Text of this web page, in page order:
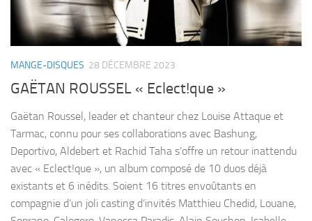
MANGE-DISQUES 28 DÉCEMBRE 2023
GAËTAN ROUSSEL « Eclect!que »
Gaëtan Roussel, leader et chanteur chez Louise Attaque et
Tarmac, connu pour ses collaborations avec Bashung,
Deportivo, Aldebert et Rachid Taha s’offre un retour inattendu
avec « Eclect!que », un album composé de 10 duos déjà
existants et 6 inédits. Soient 16 titres envoûtants en
compagnie d’un joli casting d’invités Matthieu Chedid, Louane,